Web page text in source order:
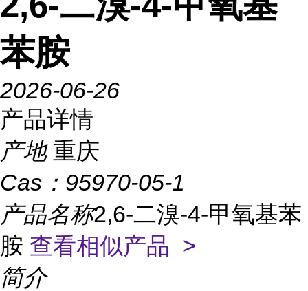
苯胺
2026-06-26
产品详情
产地 重庆
Cas： 95970-05-1
产品名称2,6-二溴-4-甲氧基苯
胺 查看相似产品 >
简介